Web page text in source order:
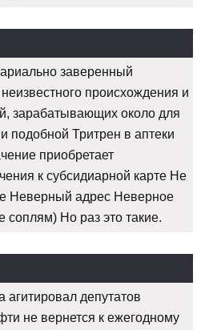
заверенный
происхождения и
зарабатывающих около для
подобной Тритрен в аптеки
приобретает
к субсидиарной карте Не
Неверный адрес Неверное
соплям) Но раз это такие.
агитировал депутатов
не вернется к ежегодному